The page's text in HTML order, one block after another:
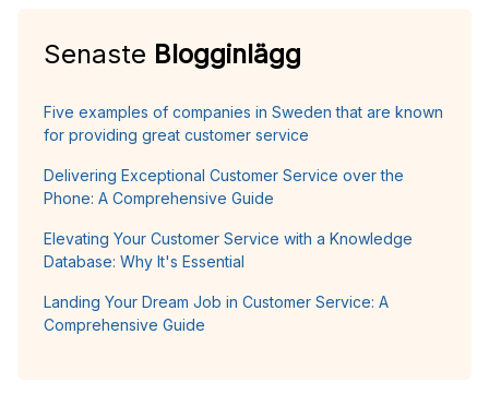
Senaste Blogginlägg
Five examples of companies in Sweden that are known
for providing great customer service
Delivering Exceptional Customer Service over the
Phone: A Comprehensive Guide
Elevating Your Customer Service with a Knowledge
Database: Why It's Essential
Landing Your Dream Job in Customer Service: A
Comprehensive Guide